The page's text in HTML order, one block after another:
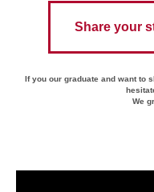
Share your
If you our graduate and want to
We